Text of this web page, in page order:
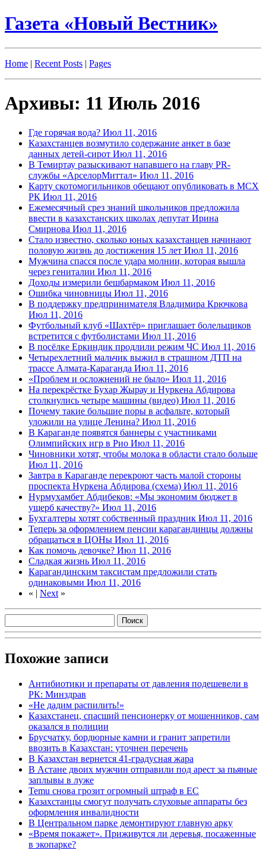
Газета «Новый Вестник»
Home | Recent Posts | Pages
Архивы: 11 Июль 2016
Где горячая вода? Июл 11, 2016
Казахстанцев возмутило содержание анкет в базе
данных детей-сирот Июл 11, 2016
В Темиртау разыскивают напавшего на главу PR-
службы «АрселорМиттал» Июл 11, 2016
Карту скотомогильников обещают опубликовать в МСХ
РК Июл 11, 2016
Ежемесячный срез знаний школьников предложила
ввести в казахстанских школах депутат Ирина
Смирнова Июл 11, 2016
Стало известно, сколько юных казахстанцев начинают
половую жизнь до достижения 15 лет Июл 11, 2016
Мужчина спасся после удара молнии, которая вышла
через гениталии Июл 11, 2016
Доходы измерили бешбармаком Июл 11, 2016
Ошибка чиновницы Июл 11, 2016
В поддержку предпринимателя Владимира Крючкова
Июл 11, 2016
Футбольный клуб «Шахтёр» приглашает болельщиков
встретится с футболистами Июл 11, 2016
В посёлке Еркиндик продлили режим ЧС Июл 11, 2016
Четырехлетний мальчик выжил в страшном ДТП на
трассе Алмата-Караганда Июл 11, 2016
«Проблем и осложнений не было» Июл 11, 2016
На перекрёстке Бухар Жырау и Нуркена Абдирова
столкнулись четыре машины (видео) Июл 11, 2016
Почему такие большие поры в асфальте, который
уложили на улице Ленина? Июл 11, 2016
В Караганде появятся баннеры с участниками
Олимпийских игр в Рио Июл 11, 2016
Чиновники хотят, чтобы молока в области стало больше
Июл 11, 2016
Завтра в Караганде перекроют часть малой стороны
проспекта Нуркена Абдирова (схема) Июл 11, 2016
Нурмухамбет Абдибеков: «Мы экономим бюджет в
ущерб качеству?» Июл 11, 2016
Бухгалтеры хотят собственный праздник Июл 11, 2016
Теперь за оформлением пенсии карагандинцы должны
обращаться в ЦОНы Июл 11, 2016
Как помочь девочке? Июл 11, 2016
Сладкая жизнь Июл 11, 2016
Карагандинским таксистам предложили стать
одинаковыми Июл 11, 2016
« | Next »
Похожие записи
Антибиотики и препараты от давления подешевели в
РК: Минздрав
«Не дадим распилить!»
Казахстанец, спасший пенсионерку от мошенников, сам
оказался в полиции
Брусчатку, бордюрные камни и гранит запретили
ввозить в Казахстан: уточнен перечень
В Казахстан вернется 41-градусная жара
В Астане двоих мужчин отправили под арест за пьяные
заплывы в луже
Temu снова грозит огромный штраф в ЕС
Казахстанцы смогут получать слуховые аппараты без
оформления инвалидности
В Центральном парке демонтируют главную арку
«Время покажет». Приживутся ли деревья, посаженные
в экопарке?